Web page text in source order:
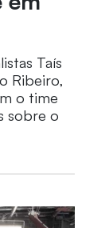
Taís
Ribeiro,
o time
sobre o